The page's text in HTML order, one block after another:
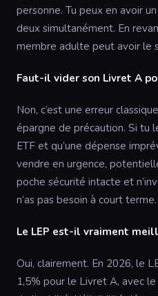
personne. Tu peux en avoir
deux simultanément. En
membre adulte peut avoir le
Faut-il vider son Livret A
Non, c’est une erreur
épargne de précaution. Si tu
ETF et qu’une dépense
vendre en urgence,
poche sécurité intacte et
n’as pas besoin à court terme.
Le LEP est-il vraiment
Oui, clairement. En 2026, le
1,5% pour le Livret A, avec